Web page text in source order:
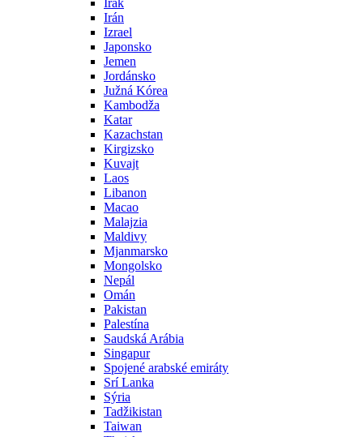
Irak
Irán
Izrael
Japonsko
Jemen
Jordánsko
Južná Kórea
Kambodža
Katar
Kazachstan
Kirgizsko
Kuvajt
Laos
Libanon
Macao
Malajzia
Maldivy
Mjanmarsko
Mongolsko
Nepál
Omán
Pakistan
Palestína
Saudská Arábia
Singapur
Spojené arabské emiráty
Srí Lanka
Sýria
Tadžikistan
Taiwan